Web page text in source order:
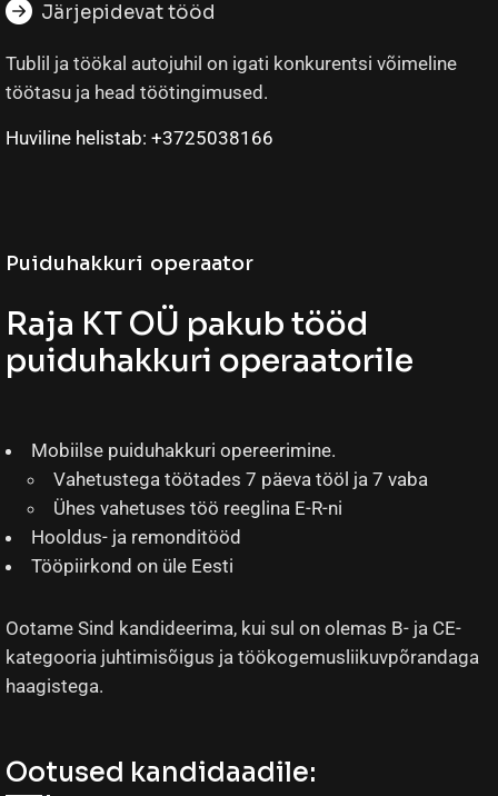
Järjepidevat tööd
Tublil ja töökal autojuhil on igati konkurentsi võimeline
töötasu ja head töötingimused.
Huviline helistab: +3725038166
Puiduhakkuri operaator
Raja KT OÜ pakub tööd
puiduhakkuri operaatorile
Mobiilse puiduhakkuri opereerimine.
Vahetustega töötades 7 päeva tööl ja 7 vaba
Ühes vahetuses töö reeglina E-R-ni
Hooldus- ja remonditööd
Tööpiirkond on üle Eesti
Ootame Sind kandideerima, kui sul on olemas B- ja CE-
kategooria juhtimisõigus ja töökogemusliikuvpõrandaga
haagistega.
Ootused kandidaadile: